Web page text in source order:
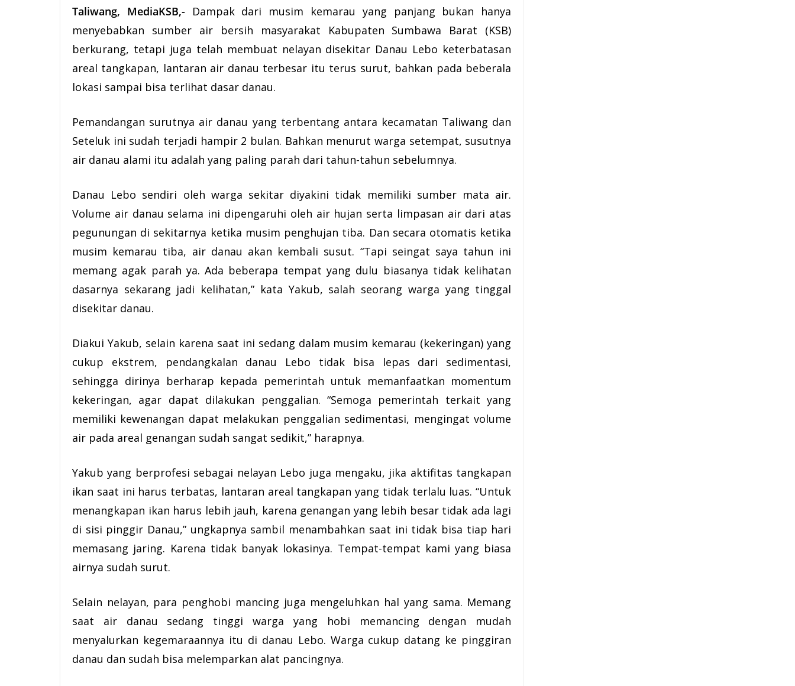
Taliwang, MediaKSB,- Dampak dari musim kemarau yang panjang bukan hanya
menyebabkan sumber air bersih masyarakat Kabupaten Sumbawa Barat (KSB)
berkurang, tetapi juga telah membuat nelayan disekitar Danau Lebo keterbatasan
areal tangkapan, lantaran air danau terbesar itu terus surut, bahkan pada beberala
lokasi sampai bisa terlihat dasar danau.
Pemandangan surutnya air danau yang terbentang antara kecamatan Taliwang dan
Seteluk ini sudah terjadi hampir 2 bulan. Bahkan menurut warga setempat, susutnya
air danau alami itu adalah yang paling parah dari tahun-tahun sebelumnya.
Danau Lebo sendiri oleh warga sekitar diyakini tidak memiliki sumber mata air.
Volume air danau selama ini dipengaruhi oleh air hujan serta limpasan air dari atas
pegunungan di sekitarnya ketika musim penghujan tiba. Dan secara otomatis ketika
musim kemarau tiba, air danau akan kembali susut. “Tapi seingat saya tahun ini
memang agak parah ya. Ada beberapa tempat yang dulu biasanya tidak kelihatan
dasarnya sekarang jadi kelihatan,” kata Yakub, salah seorang warga yang tinggal
disekitar danau.
Diakui Yakub, selain karena saat ini sedang dalam musim kemarau (kekeringan) yang
cukup ekstrem, pendangkalan danau Lebo tidak bisa lepas dari sedimentasi,
sehingga dirinya berharap kepada pemerintah untuk memanfaatkan momentum
kekeringan, agar dapat dilakukan penggalian. “Semoga pemerintah terkait yang
memiliki kewenangan dapat melakukan penggalian sedimentasi, mengingat volume
air pada areal genangan sudah sangat sedikit,” harapnya.
Yakub yang berprofesi sebagai nelayan Lebo juga mengaku, jika aktifitas tangkapan
ikan saat ini harus terbatas, lantaran areal tangkapan yang tidak terlalu luas. “Untuk
menangkapan ikan harus lebih jauh, karena genangan yang lebih besar tidak ada lagi
di sisi pinggir Danau,” ungkapnya sambil menambahkan saat ini tidak bisa tiap hari
memasang jaring. Karena tidak banyak lokasinya. Tempat-tempat kami yang biasa
airnya sudah surut.
Selain nelayan, para penghobi mancing juga mengeluhkan hal yang sama. Memang
saat air danau sedang tinggi warga yang hobi memancing dengan mudah
menyalurkan kegemaraannya itu di danau Lebo. Warga cukup datang ke pinggiran
danau dan sudah bisa melemparkan alat pancingnya.